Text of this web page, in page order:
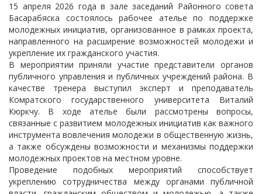
15 апреля 2026 года в зале заседаний Районного совета
Басарабяска состоялось рабочее ателье по поддержке
молодежных инициатив, организованное в рамках проекта,
направленного на расширение возможностей молодежи и
укрепление их гражданского участия.
В мероприятии приняли участие представители органов
публичного управления и публичных учреждений района. В
качестве тренера выступил эксперт и преподаватель
Комратского государственного университета Виталий
Кюркчу. В ходе ателье были рассмотрены вопросы,
связанные с развитием молодежных инициатив как важного
инструмента вовлечения молодежи в общественную жизнь,
а также обсуждены возможности и механизмы поддержки
молодежных проектов на местном уровне.
Проведение подобных мероприятий способствует
укреплению сотрудничества между органами публичной